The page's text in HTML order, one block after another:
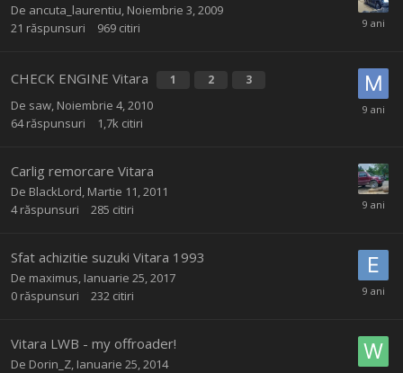
De ancuta_laurentiu Noiembrie 3, 2009
21 răspunsuri 969 citiri
CHECK ENGINE Vitara 1 2 3
De saw Noiembrie 4, 2010
64 răspunsuri 1,7k citiri
Carlig remorcare Vitara
De BlackLord Martie 11, 2011
4 răspunsuri 285 citiri
Sfat achizitie suzuki Vitara 1993
De maximus Ianuarie 25, 2017
0 răspunsuri 232 citiri
Vitara LWB - my offroader!
De Dorin_Z Ianuarie 25, 2014